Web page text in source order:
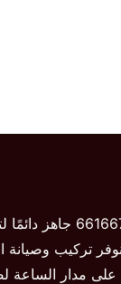
فريق فني ستلايت
تركيب وصيانة
على مدار الساعة